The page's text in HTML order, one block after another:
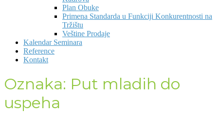
Plan Obuke
Primena Standarda u Funkciji Konkurentnosti na
Tržištu
Veštine Prodaje
Kalendar Seminara
Reference
Kontakt
Oznaka: Put mladih do
uspeha